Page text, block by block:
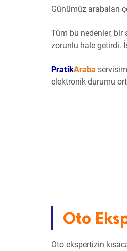
Günümüz arabaları
Tüm bu nedenler, bir
zorunlu hale getirdi.
PratikAraba
elektronik durumu
Oto
Oto ekspertizin